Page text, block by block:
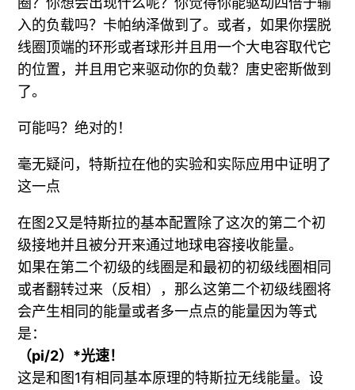
入的负载吗？卡帕纳泽做到了。或者，如果你摆脱
线圈顶端的环形或者球形并且用一个大电容取代它
的位置，并且用它来驱动你的负载？唐史密斯做到
了。
可能吗？绝对的！
毫无疑问，特斯拉在他的实验和实际应用中证明了
这一点
在图2又是特斯拉的基本配置除了这次的第二个初
级接地并且被分开来通过地球电容接收能量。
如果在第二个初级的线圈是和最初的初级线圈相同
或者翻转过来（反相），那么这第二个初级线圈将
会产生相同的能量或者多一点点的能量因为等式
是：
（pi/2）*光速！
这是和图1有相同基本原理的特斯拉无线能量。设